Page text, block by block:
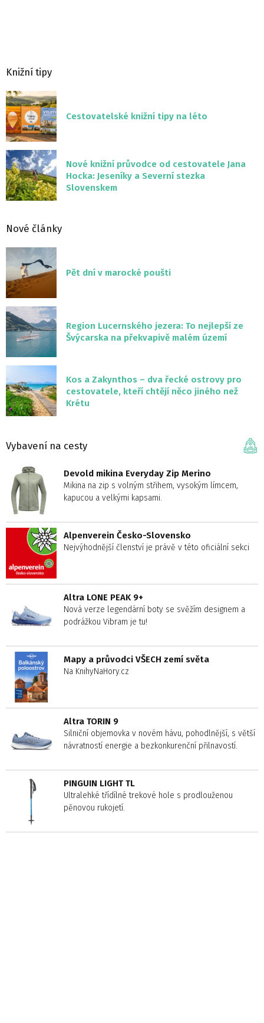
Knižní tipy
Cestovatelské knižní tipy na léto
Nové knižní průvodce od cestovatele Jana
Hocka: Jeseníky a Severní stezka
Slovenskem
Nové články
Pět dní v marocké poušti
Region Lucernského jezera: To nejlepší ze
Švýcarska na překvapivě malém území
Kos a Zakynthos – dva řecké ostrovy pro
cestovatele, kteří chtějí něco jiného než
Krétu
Vybavení na cesty
Devold mikina Everyday Zip Merino
Mikina na zip s volným střihem, vysokým límcem,
kapucou a velkými kapsami.
Alpenverein Česko-Slovensko
Nejvýhodnější členství je právě v této oficiální sekci
Altra LONE PEAK 9+
Nová verze legendární boty se svěžím designem a
podrážkou Vibram je tu!
Mapy a průvodci VŠECH zemí světa
Na KnihyNaHory.cz
Altra TORIN 9
Silniční objemovka v novém hávu, pohodlnější, s větší
návratností energie a bezkonkurenční přilnavostí.
PINGUIN LIGHT TL
Ultralehké třídílné trekové hole s prodlouženou
pěnovou rukojetí.